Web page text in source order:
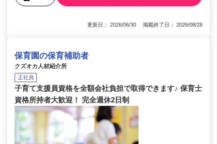
更新日： 2026/06/30 掲載終了日： 2026/08/28
保育園の保育補助者
クズオカ人材紹介所
正社員
子育て支援員資格を全額会社負担で取得できます♪ 保育士
資格所持者大歓迎！ 完全週休2日制